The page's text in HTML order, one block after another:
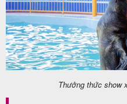
Thưởng thức show